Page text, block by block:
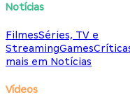
Notícias
FilmesSéries, TV e
StreamingGames
mais em Notícias
Vídeos